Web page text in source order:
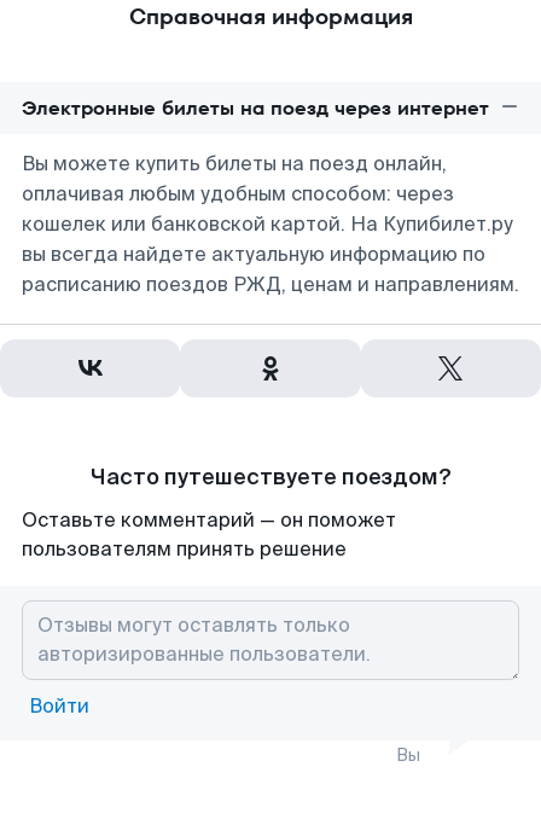
Справочная информация
Электронные билеты на поезд через интернет
Вы можете купить билеты на поезд онлайн,
оплачивая любым удобным способом: через
кошелек или банковской картой. На Купибилет.ру
вы всегда найдете актуальную информацию по
расписанию поездов РЖД, ценам и направлениям.
Часто путешествуете поездом?
Оставьте комментарий — он поможет
пользователям принять решение
Войти
Вы